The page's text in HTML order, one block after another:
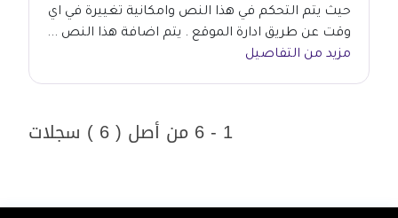
حيث يتم التحكم في هذا النص وامكانية تغييرة في اي
وقت عن طريق ادارة الموقع . يتم اضافة هذا النص ...
مزيد من التفاصيل
1 - 6 من أصل ( 6 ) سجلات